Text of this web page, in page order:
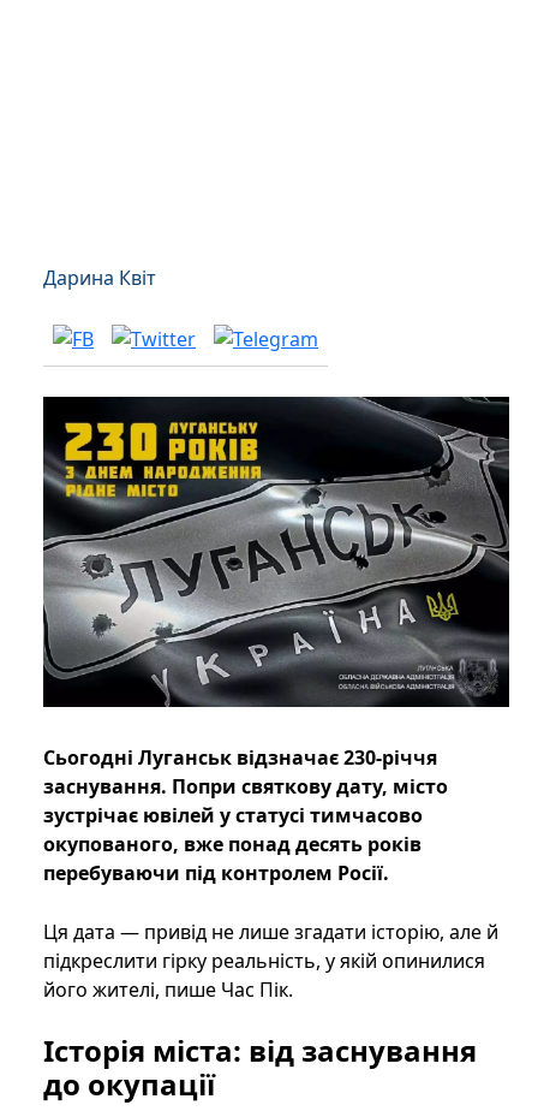
Дарина Квіт
Сьогодні Луганськ відзначає 230-річчя
заснування. Попри святкову дату, місто
зустрічає ювілей у статусі тимчасово
окупованого, вже понад десять років
перебуваючи під контролем Росії.
Ця дата — привід не лише згадати історію, але й
підкреслити гірку реальність, у якій опинилися
його жителі, пише Час Пік.
Історія міста: від заснування
до окупації